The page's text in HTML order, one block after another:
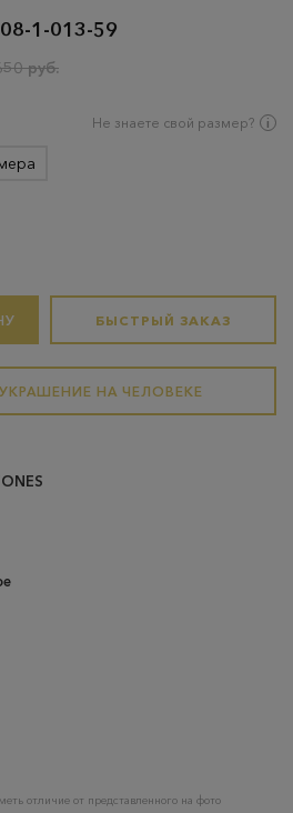
1-013-59
руб.
Не знаете свой размер?
БЫСТРЫЙ ЗАКАЗ
НА ЧЕЛОВЕКЕ
отличие от представленного на фото